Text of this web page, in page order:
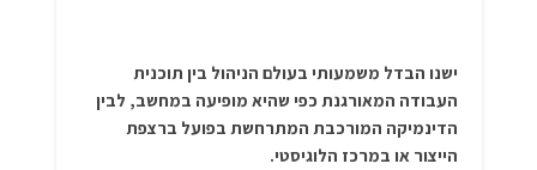
ישנו הבדל משמעותי בעולם הניהול בין תוכנית
העבודה המאורגנת כפי שהיא מופיעה במחשב, לבין
הדינמיקה המורכבת המתרחשת בפועל ברצפת
הייצור או במרכז הלוגיסטי.